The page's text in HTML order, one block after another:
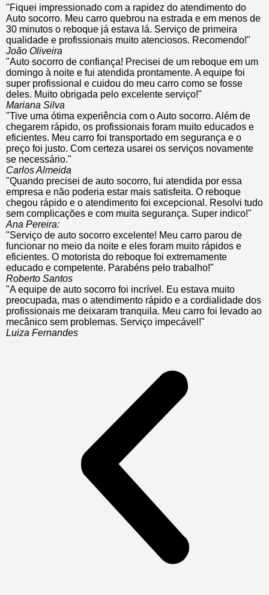
"Fiquei impressionado com a rapidez do atendimento do
Auto socorro. Meu carro quebrou na estrada e em menos de
30 minutos o reboque já estava lá. Serviço de primeira
qualidade e profissionais muito atenciosos. Recomendo!"
João Oliveira
"Auto socorro de confiança! Precisei de um reboque em um
domingo à noite e fui atendida prontamente. A equipe foi
super profissional e cuidou do meu carro como se fosse
deles. Muito obrigada pelo excelente serviço!"
Mariana Silva
"Tive uma ótima experiência com o Auto socorro. Além de
chegarem rápido, os profissionais foram muito educados e
eficientes. Meu carro foi transportado em segurança e o
preço foi justo. Com certeza usarei os serviços novamente
se necessário."
Carlos Almeida
"Quando precisei de auto socorro, fui atendida por essa
empresa e não poderia estar mais satisfeita. O reboque
chegou rápido e o atendimento foi excepcional. Resolvi tudo
sem complicações e com muita segurança. Super indico!"
Ana Pereira:
"Serviço de auto socorro excelente! Meu carro parou de
funcionar no meio da noite e eles foram muito rápidos e
eficientes. O motorista do reboque foi extremamente
educado e competente. Parabéns pelo trabalho!"
Roberto Santos
"A equipe de auto socorro foi incrível. Eu estava muito
preocupada, mas o atendimento rápido e a cordialidade dos
profissionais me deixaram tranquila. Meu carro foi levado ao
mecânico sem problemas. Serviço impecável!"
Luiza Fernandes